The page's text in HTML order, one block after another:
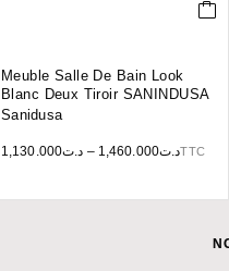
Meuble Salle De Bain Look
Blanc Deux Tiroir SANINDUSA
Sanidusa
د.ت1,130.000 – د.ت1,460.000 TTC